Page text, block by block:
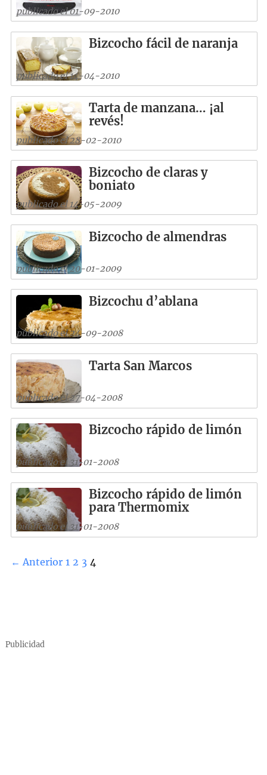
publicado el 01-09-2010
Bizcocho fácil de naranja
publicado el 14-04-2010
Tarta de manzana… ¡al
revés!
publicado el 28-02-2010
Bizcocho de claras y
boniato
publicado el 14-05-2009
Bizcocho de almendras
publicado el 20-01-2009
Bizcochu d’ablana
publicado el 24-09-2008
Tarta San Marcos
publicado el 27-04-2008
Bizcocho rápido de limón
publicado el 31-01-2008
Bizcocho rápido de limón
para Thermomix
publicado el 31-01-2008
← Anterior 1 2 3 4
Publicidad